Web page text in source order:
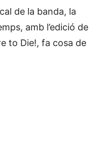
de la banda, la
amb l’edició de
to Die!, fa cosa de